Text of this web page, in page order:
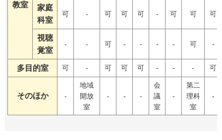
教室
家庭
科室
可 - 可 可 可 - 可 可 可
視聴
覚室
- - 可 - - - - 可 -
多目的室 可 - 可 可 可 - - - 可
そのほか -
地域
開放
室
- - -
会
議
室
-
第二
理科
室
-